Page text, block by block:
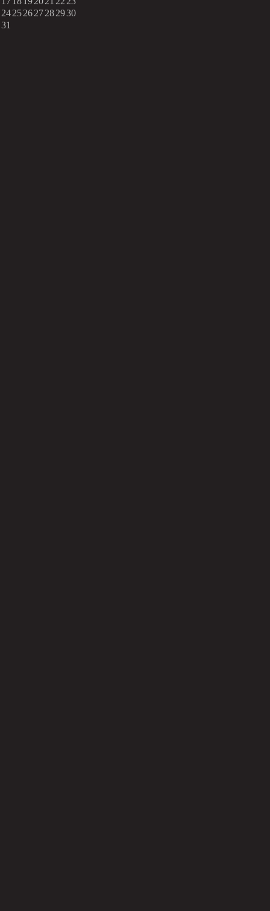
24252627282930
31